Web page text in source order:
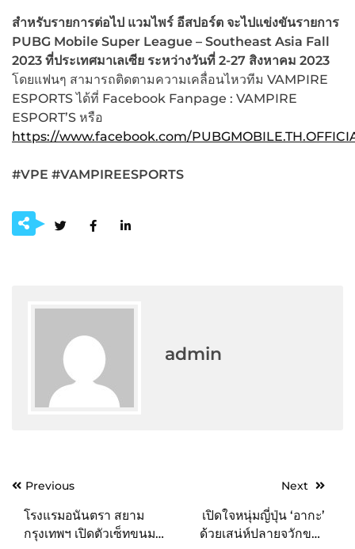
สำหรับรายการต่อไป แวมไพร์ อีสปอร์ต จะไปแข่งขันรายการ
PUBG Mobile Super League – Southeast Asia Fall
2023 ที่ประเทศมาเลเซีย ระหว่างวันที่ 2-27 สิงหาคม 2023
โดยแฟนๆ สามารถติดตามความเคลื่อนไหวทีม VAMPIRE
ESPORTS ได้ที่ Facebook Fanpage : VAMPIRE
ESPORT’S หรือ
https://www.facebook.com/
#VPE #VAMPIREESPORTS
admin
PostPrevious
โรงแรมอนันตรา สยาม
กรุงเทพฯ เปิดตัวเซ็ทขนม
Next
เปิดใจหนุ่มญี่ปุ่น ‘อากะ’
ด้วยเสน่ห์ปลายจวักของ